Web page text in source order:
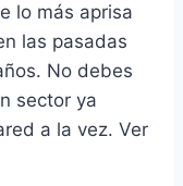
lo más aprisa
las pasadas
No debes
sector ya
a la vez. Ver